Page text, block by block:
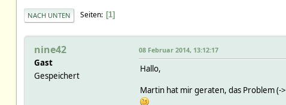
NACH UNTEN Seiten 1
nine42
Gast
Gespeichert
08 Februar 2014, 13:12:17
Hallo,
Martin hat mir geraten, das Problem (->